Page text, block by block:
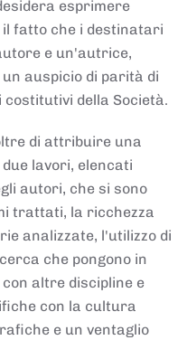
esprimere
fatto che i destinatari
e un'autrice,
auspicio di parità di
della Società.
di attribuire una
lavori, elencati
autori, che si sono
trattati, la ricchezza
analizzate, l'utilizzo di
che pongono in
altre discipline e
con la cultura
e un ventaglio